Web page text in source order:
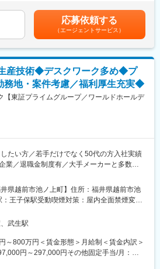
を獲得するか試行錯誤する面白さがありま
める業務
カー、EPCメーカー等既存顧客への法人営
は重電メーカー
、三菱重工業 等
業として安定した経営基盤を有し、国内で
割を担っており、社会貢献性の高い事業に
。
（将来的に幹部候補として本社勤務の可能性
っており、チームで協力しながら営業する
や有数のプラントメーカーが中心で、営業
課題解決力を磨くことができるとともに、
、新規開拓プロジェクトにも積極的に取り
ります。月給(月額)は固定手当を含めた表記で
応募依頼する
（エージェントサービス）
産技術◆デスクワーク多め◆プ
務地・案件考慮／福利厚生充実◆
【東証プライムグループ／ワールドホールデ
したい方／若手だけでなく50代の方入社実績
業／退職金制度有／大手メーカーと多数取
頂きます。
すり合わせ
仕様書作成
と仕様書を基に調整して測定器具を手配する
ース登録
県越前市池ノ上町】住所：福井県越前市池
：王子保駅受動喫煙対策：屋内全面禁煙変更
事業所
武生駅
～800万円＜賃金形態＞月給制＜賃金内訳＞
円～297,000円その他固定手当/月：